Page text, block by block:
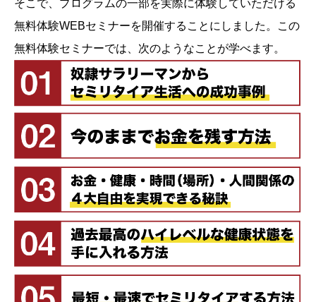
そこで、プログラムの一部を実際に体験していただける
無料体験WEBセミナーを開催することにしました。この
無料体験セミナーでは、次のようなことが学べます。